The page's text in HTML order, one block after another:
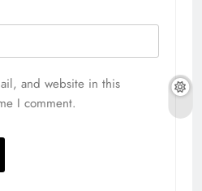
and website in this
I comment.